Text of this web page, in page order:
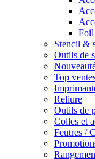
Stencil &
Outils de
Top
Reliure
Outils de
Colles et
Feutres /